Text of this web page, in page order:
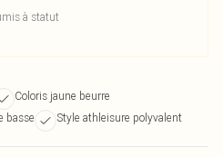
à statut
Coloris jaune beurre
basse Style athleisure polyvalent